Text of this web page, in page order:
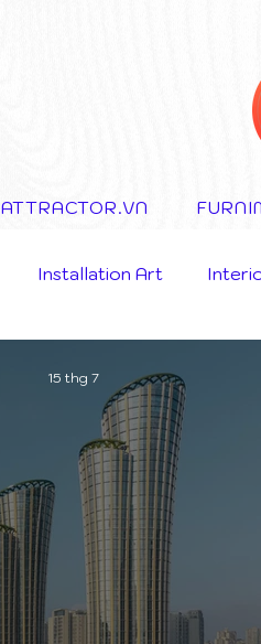
ATTRACTOR.VN
Installation Art
15 thg 7